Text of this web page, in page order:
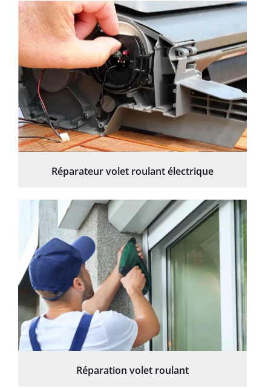
Réparateur volet roulant électrique
Réparation volet roulant